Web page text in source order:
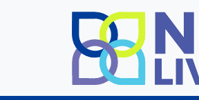
Skip to main content